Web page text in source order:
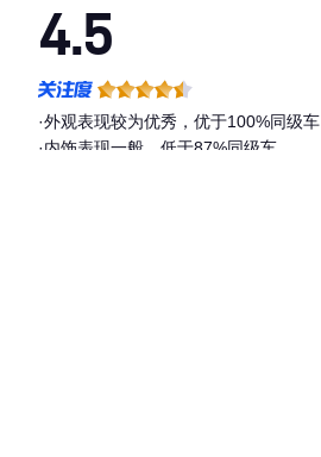
4.5
·外观表现较为优秀，优于100%同级车
·内饰表现一般，低于87%同级车